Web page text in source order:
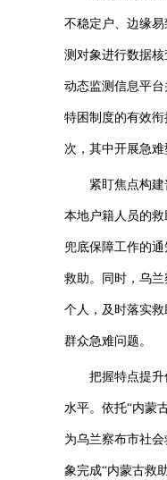
不稳定户、边缘
测对象进行数据
动态监测信息平
特困制度的有效
次，其中开展急难
紧盯焦点构建普
本地户籍人员的
兜底保障工作的
救助。同时，乌
个人，及时落实
群众急难问题。
把握特点提升信
水平。依托“内蒙
为乌兰察布市社
象完成“内蒙古救